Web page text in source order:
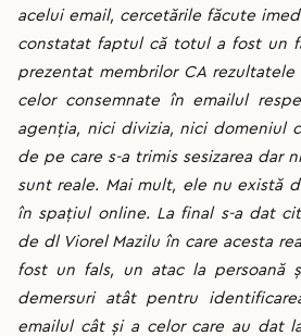
acelui email, cercetările făcute
constatat faptul că totul a fost un
prezentat membrilor CA
celor consemnate în emailul
agenția, nici divizia, nici domeniul
de pe care s-a trimis sesizarea dar
sunt reale. Mai mult, ele nu există
în spațiul online. La final s-a dat
de dl Viorel Mazilu în care acesta
fost un fals, un atac la persoană
demersuri atât pentru
emailul cât și a celor care au dat